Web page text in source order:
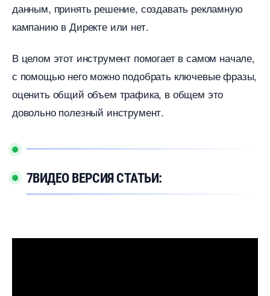
данным, принять решение, создавать рекламную
кампанию в Директе или нет.
целом этот инструмент помогает в самом начале,
с помощью него можно подобрать ключевые фразы,
оценить общий объем трафика, в общем это
довольно полезный инструмент.
7ВИДЕО ВЕРСИЯ СТАТЬИ: